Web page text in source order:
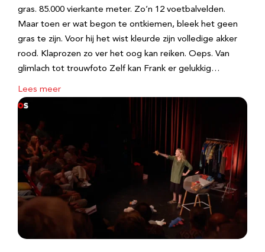
gras. 85.000 vierkante meter. Zo’n 12 voetbalvelden.
Maar toen er wat begon te ontkiemen, bleek het geen
gras te zijn. Voor hij het wist kleurde zijn volledige akker
rood. Klaprozen zo ver het oog kan reiken. Oeps. Van
glimlach tot trouwfoto Zelf kan Frank er gelukkig…
Lees meer